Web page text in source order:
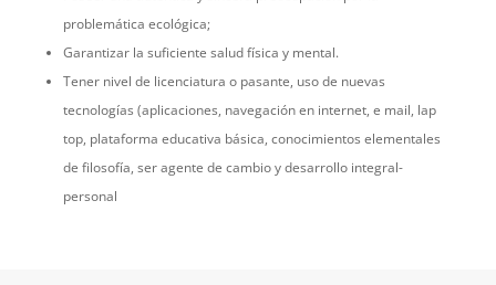
problemática ecológica;
Garantizar la suficiente salud física y mental.
Tener nivel de licenciatura o pasante, uso de nuevas
tecnologías (aplicaciones, navegación en internet, e mail, lap
top, plataforma educativa básica, conocimientos elementales
de filosofía, ser agente de cambio y desarrollo integral-
personal